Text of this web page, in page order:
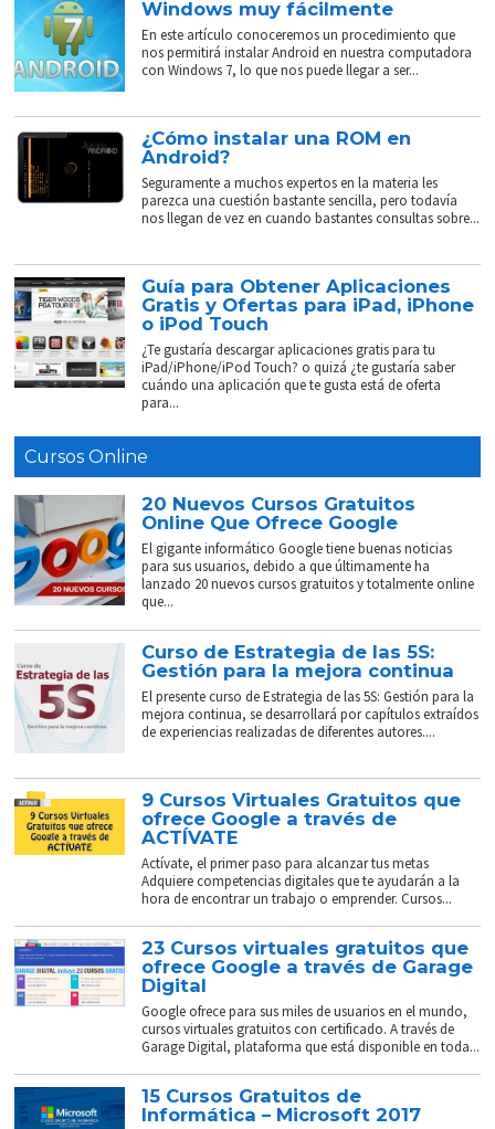
Windows muy fácilmente
En este artículo conoceremos un procedimiento que
nos permitirá instalar Android en nuestra computadora
con Windows 7, lo que nos puede llegar a ser...
¿Cómo instalar una ROM en
Android?
Seguramente a muchos expertos en la materia les
parezca una cuestión bastante sencilla, pero todavía
nos llegan de vez en cuando bastantes consultas sobre...
Guía para Obtener Aplicaciones
Gratis y Ofertas para iPad, iPhone
o iPod Touch
¿Te gustaría descargar aplicaciones gratis para tu
iPad/iPhone/iPod Touch? o quizá ¿te gustaría saber
cuándo una aplicación que te gusta está de oferta
para...
Cursos Online
20 Nuevos Cursos Gratuitos
Online Que Ofrece Google
El gigante informático Google tiene buenas noticias
para sus usuarios, debido a que últimamente ha
lanzado 20 nuevos cursos gratuitos y totalmente online
que...
Curso de Estrategia de las 5S:
Gestión para la mejora continua
El presente curso de Estrategia de las 5S: Gestión para la
mejora continua, se desarrollará por capítulos extraídos
de experiencias realizadas de diferentes autores....
9 Cursos Virtuales Gratuitos que
ofrece Google a través de
ACTÍVATE
Actívate, el primer paso para alcanzar tus metas
Adquiere competencias digitales que te ayudarán a la
hora de encontrar un trabajo o emprender. Cursos...
23 Cursos virtuales gratuitos que
ofrece Google a través de Garage
Digital
Google ofrece para sus miles de usuarios en el mundo,
cursos virtuales gratuitos con certificado. A través de
Garage Digital, plataforma que está disponible en toda...
15 Cursos Gratuitos de
Informática – Microsoft 2017